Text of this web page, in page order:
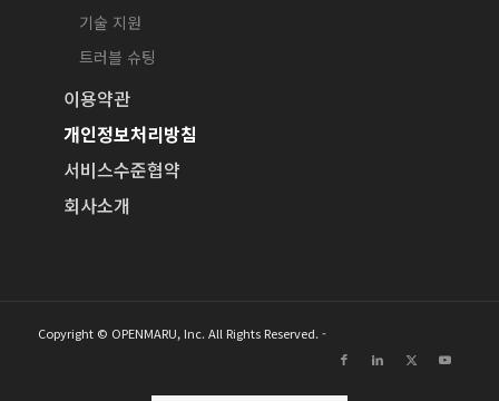
기술 지원
트러블 슈팅
이용약관
개인정보처리방침
서비스수준협약
회사소개
Copyright © OPENMARU, Inc. All Rights Reserved. -